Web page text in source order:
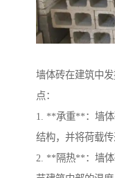
墙体砖在建筑中
点：
1. **承重**：墙
结构，并将荷载传
2. **隔热**：墙